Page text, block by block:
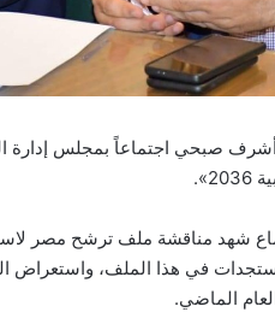
صبحي اجتماعاً بمجلس إدارة
في هذا الملف، واستعراض
الماضي.